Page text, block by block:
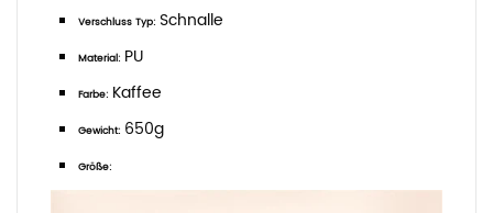
Verschluss Typ: Schnalle
Material: PU
Farbe: Kaffee
Gewicht: 650g
Größe: